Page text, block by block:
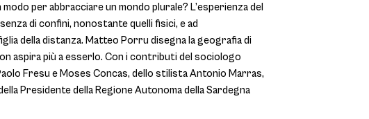
per abbracciare un mondo plurale? L’esperienza del
di confini, nonostante quelli fisici, e ad
della distanza. Matteo Porru disegna la geografia di
aspira più a esserlo. Con i contributi del sociologo
Fresu e Moses Concas, dello stilista Antonio Marras,
Presidente della Regione Autonoma della Sardegna